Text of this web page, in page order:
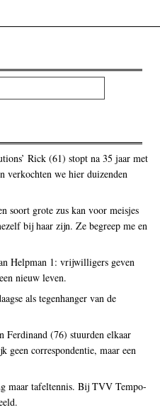
Rick (61) stopt na 35 jaar met
verkochten we hier duizenden
soort grote zus kan voor meisjes
bij haar zijn. Ze begreep me en
Helpman 1: vrijwilligers geven
nieuw leven.
als tegenhanger van de
(76) stuurden elkaar
geen correspondentie, maar een
maar tafeltennis. Bij TVV Tempo-